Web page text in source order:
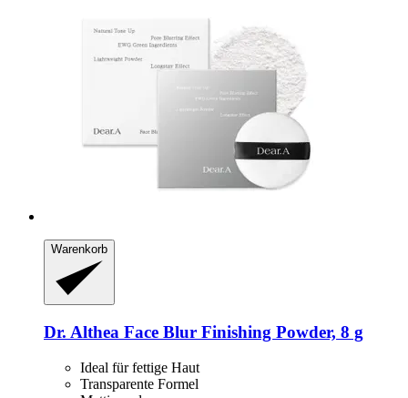
Warenkorb
Dr. Althea Face Blur Finishing Powder, 8 g
Ideal für fettige Haut
Transparente Formel